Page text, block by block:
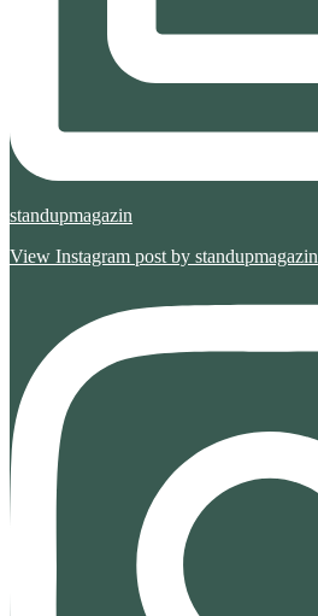
standupmagazin
View Instagram post by standupmagazin